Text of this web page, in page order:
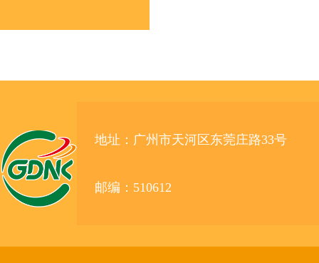
地址：广州市天河区东莞庄路33号
邮编：510612